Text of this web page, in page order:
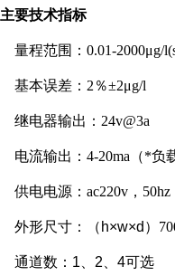
主要技术指标
量程范围： 0.01-2000μg/
基本误差： 2 ％±2μg/l
继电器输出： 24v@3a
电流输出： 4-20ma （*负
供电电源： ac220v ， 50hz
外形尺寸：（h×w×d）
通道数：1、2、4可选